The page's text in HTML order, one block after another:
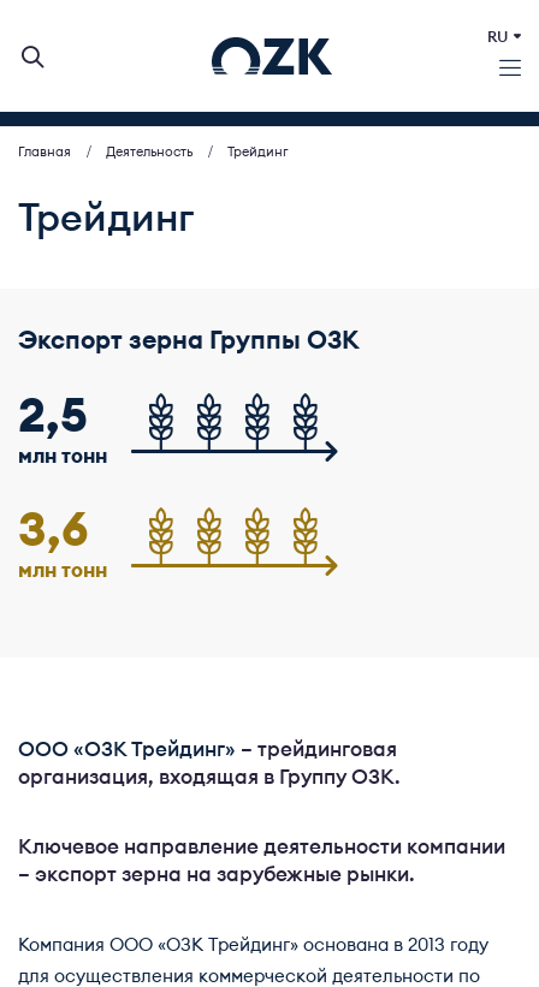
ПРЕСС-ЦЕНТР
RU
Главная Деятельность Трейдинг
Трейдинг
Экспорт зерна Группы ОЗК
2,5
млн тонн
3,6
млн тонн
ООО «ОЗК Трейдинг» – трейдинговая
организация, входящая в Группу ОЗК.
Ключевое направление деятельности компании
– экспорт зерна на зарубежные рынки.
Компания ООО «ОЗК Трейдинг» основана в 2013 году
для осуществления коммерческой деятельности по